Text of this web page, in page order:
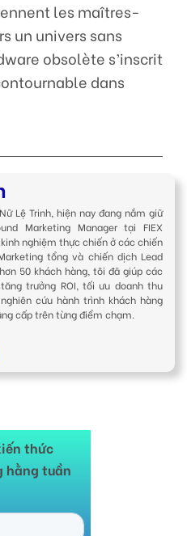
les maîtres-
un univers sans
obsolète s’inscrit
dans
Lệ Trinh, hiện nay đang nắm giữ
Marketing Manager tại FIEX
nghiệm thực chiến ở các chiến
tổng và chiến dịch Lead
50 khách hàng, tôi đã giúp các
trưởng ROI, tối ưu doanh thu
cứu hành trình khách hàng
cấp trên từng điểm chạm.
thức
hằng tuần